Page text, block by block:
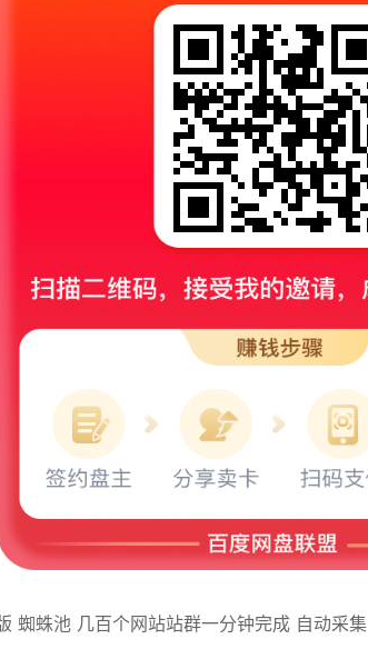
蜘蛛池 几百个网站站群一分钟完成 自动采集